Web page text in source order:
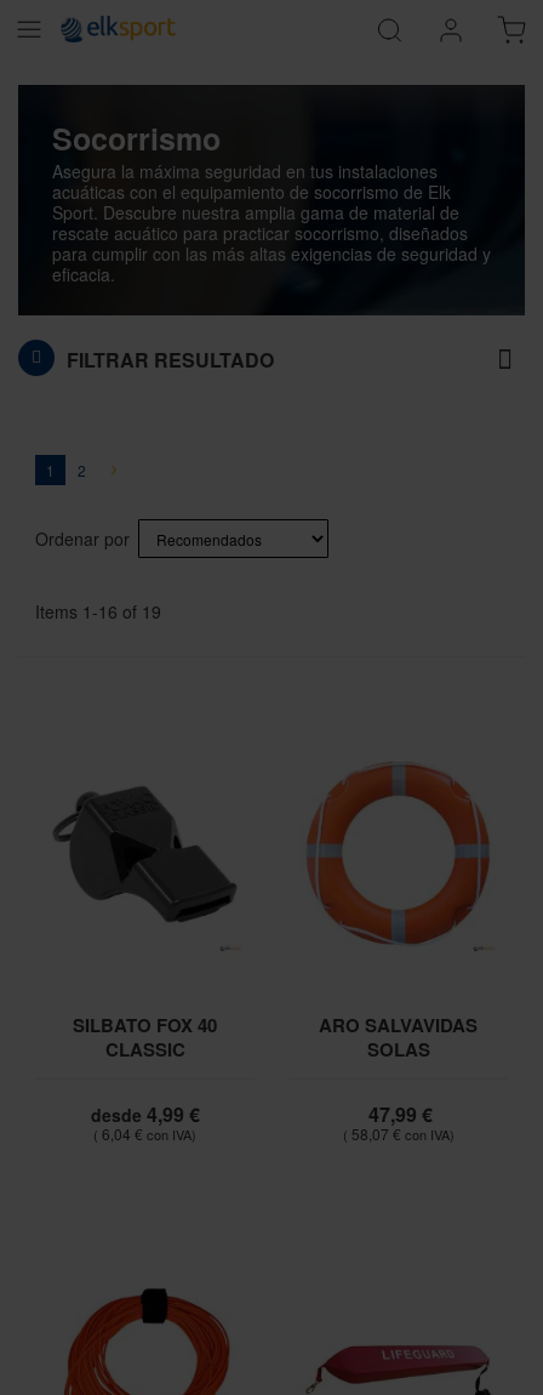
Socorrismo
Asegura la máxima seguridad en tus instalaciones
acuáticas con el equipamiento de socorrismo de Elk
Sport. Descubre nuestra amplia gama de material de
rescate acuático para practicar socorrismo, diseñados
para cumplir con las más altas exigencias de seguridad y
eficacia.
FILTRAR RESULTADO
Items 1 -16 of 19
Página
You're currently reading page
1 Página
2
Ordenar por
SILBATO FOX 40
CLASSIC
desde 4,99 €
6,04 €
ARO SALVAVIDAS
SOLAS
47,99 €
58,07 €